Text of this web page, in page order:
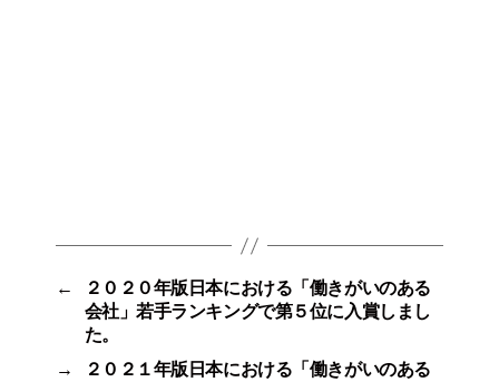
←
２０２０年版日本における「働きがいのある
会社」若手ランキングで第５位に入賞しまし
た。
→
２０２１年版日本における「働きがいのある